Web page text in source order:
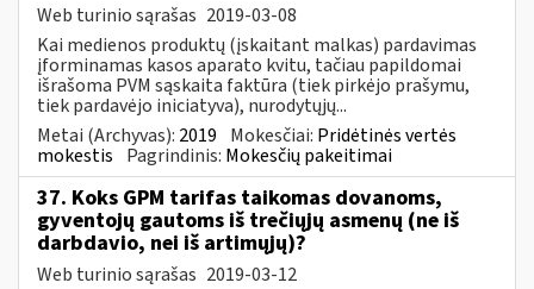
Web turinio sąrašas 2019-03-08
Kai medienos produktų (įskaitant malkas) pardavimas
įforminamas kasos aparato kvitu, tačiau papildomai
išrašoma PVM sąskaita faktūra (tiek pirkėjo prašymu,
tiek pardavėjo iniciatyva), nurodytųjų...
Metai (Archyvas): 2019 Mokesčiai: Pridėtinės vertės
mokestis Pagrindinis: Mokesčių pakeitimai
37. Koks GPM tarifas taikomas dovanoms,
gyventojų gautoms iš trečiųjų asmenų (ne iš
darbdavio, nei iš artimųjų)?
Web turinio sąrašas 2019-03-12